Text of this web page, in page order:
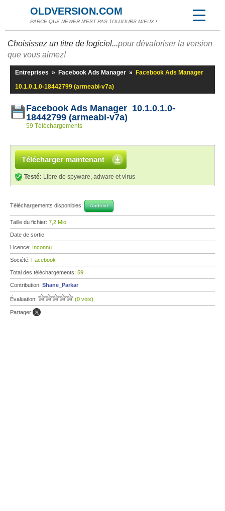
OLDVERSION.COM
PARCE QUE NEWER N'EST PAS TOUJOURS MIEUX !
Choisissez un titre de logiciel...pour dévaloriser la version
que vous aimez!
Entreprises » Facebook Ads Manager »
Facebook Ads Manager
10.1.0.1.0-18442799 (armeabi-v7a)
Facebook Ads Manager 10.1.0.1.0-
18442799 (armeabi-v7a)
59 Téléchargements
Télécharger maintenant
Testé: Libre de spyware, adware et virus
Téléchargements disponibles: Android
Taille du fichier: 7,2 Mio
Date de sortie:
Licence: Inconnu
Société: Facebook
Total des téléchargements: 59
Contribution: Shane_Parkar
Évaluation: (0 voix)
Partager: